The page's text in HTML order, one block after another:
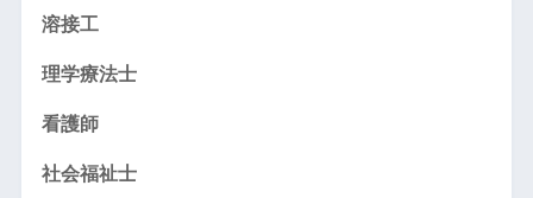
溶接工
理学療法士
看護師
社会福祉士